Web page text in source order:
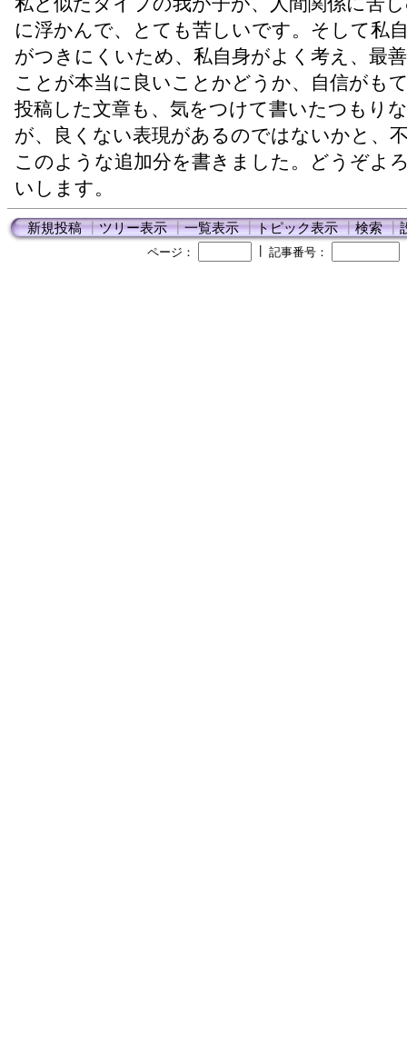
に浮かんで、とても苦しいです。そして私
がつきにくいため、私自身がよく考え、最
ことが本当に良いことかどうか、自信がも
投稿した文章も、気をつけて書いたつもり
が、良くない表現があるのではないかと、
このような追加分を書きました。どうぞよ
いします。
新規投稿┃ツリー表示┃一覧表示┃トピック表示┃検索┃
ページ： 記事番号：